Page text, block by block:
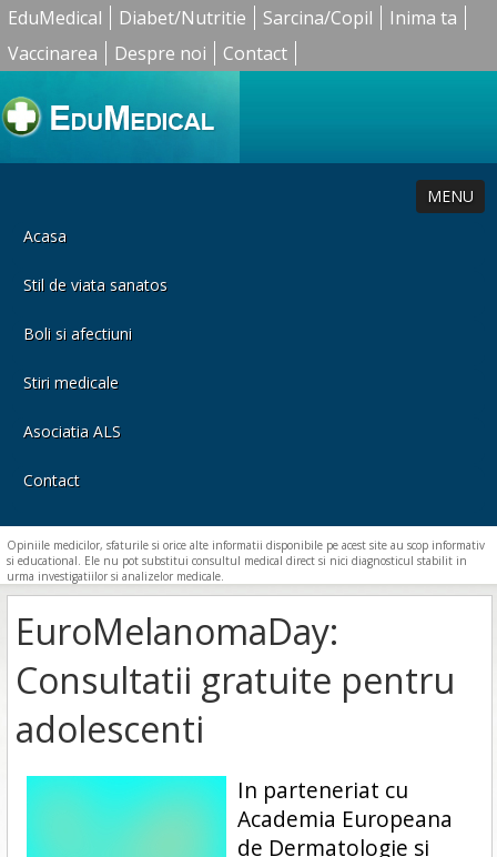
EduMedical Diabet/Nutritie Sarcina/Copil
Inima ta
Vaccinarea
Despre noi Contact
MENU
Acasa
Stil de viata sanatos
Boli si afectiuni
Stiri medicale
Asociatia ALS
Contact
Opiniile medicilor, sfaturile si orice alte informatii disponibile pe acest site au scop informativ
si educational. Ele nu pot substitui consultul medical direct si nici diagnosticul stabilit in
urma investigatiilor si analizelor medicale.
EuroMelanomaDay:
Consultatii gratuite pentru
adolescenti
In parteneriat cu
Academia Europeana
de Dermatologie si